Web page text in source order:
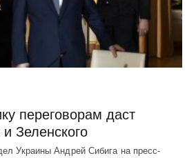
переговорам даст
Зеленского
Украины Андрей Сибига на пресс-